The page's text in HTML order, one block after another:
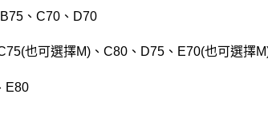
、C70、D70
也可選擇M)、C80、D75、E70(也可選擇
E80